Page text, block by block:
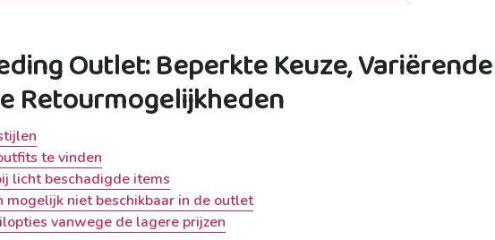
Outlet: Beperkte Keuze, Variërende
Retourmogelijkheden
te vinden
licht beschadigde items
mogelijk niet beschikbaar in de outlet
vanwege de lagere prijzen